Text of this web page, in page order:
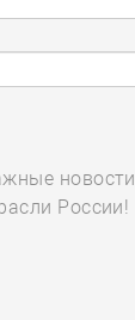
новости
России!